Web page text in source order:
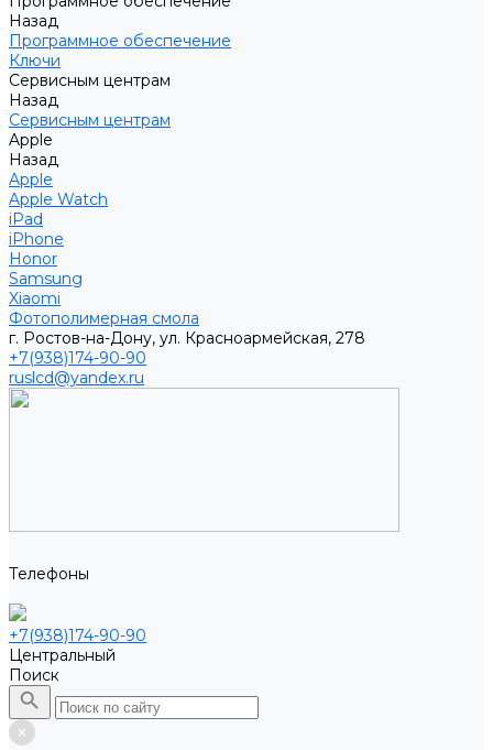
Назад
Программное обеспечение
Ключи
Сервисным центрам
Назад
Сервисным центрам
Apple
Назад
Apple
Apple Watch
iPad
iPhone
Honor
Samsung
Xiaomi
Фотополимерная смола
г. Ростов-на-Дону, ул. Красноармейская, 278
+7(938)174-90-90
ruslcd@yandex.ru
Телефоны
+7(938)174-90-90
Центральный
Поиск